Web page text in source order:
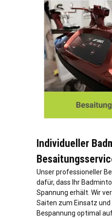
Individueller
Unser professioneller
dafür, dass Ihr
Spannung erhält. Wir
Saiten zum Einsatz und
Bespannung optimal